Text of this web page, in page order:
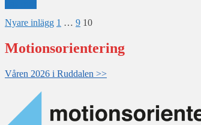
Sidnumrering
för
inlägg
Nyare inlägg 1 … 9 10
Motionsorientering
Våren 2026 i Ruddalen >>